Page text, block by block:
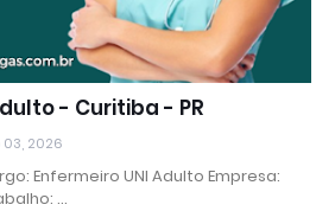
- Curitiba - PR
2026
Enfermeiro UNI Adulto Empresa:
…